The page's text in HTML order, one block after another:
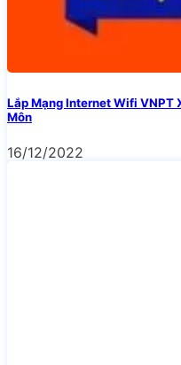
Lắp Mạng Internet Wifi VNPT
Môn
16/12/2022